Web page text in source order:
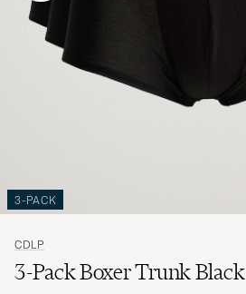
3-PACK
CDLP
3-Pack Boxer Trunk Black